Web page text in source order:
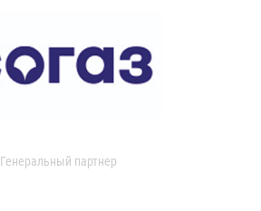
Генеральный партнер